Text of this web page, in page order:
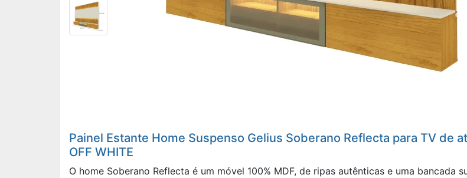
Painel Estante Home Suspenso Gelius Soberano Reflecta para TV de
OFF WHITE
O home Soberano Reflecta é um móvel 100% MDF, de ripas autênticas e uma bancada